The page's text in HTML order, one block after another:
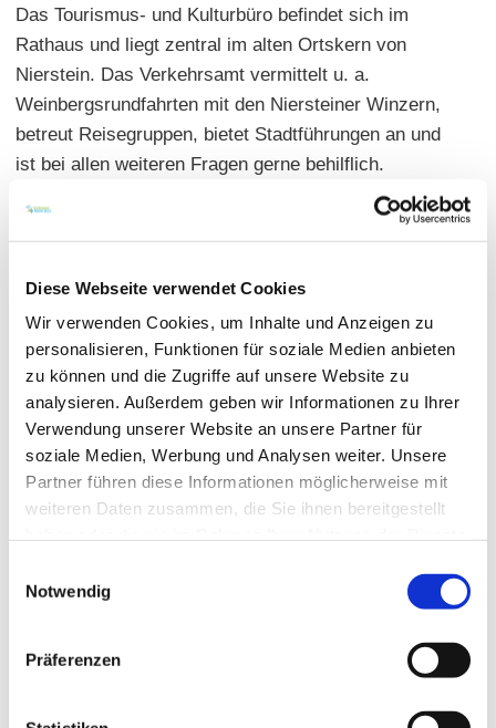
Diese Webseite verwendet Cookies
Wir verwenden Cookies, um Inhalte und Anzeigen zu
personalisieren, Funktionen für soziale Medien anbieten
zu können und die Zugriffe auf unsere Website zu
analysieren. Außerdem geben wir Informationen zu Ihrer
Verwendung unserer Website an unsere Partner für
soziale Medien, Werbung und Analysen weiter. Unsere
Partner führen diese Informationen möglicherweise mit
weiteren Daten zusammen, die Sie ihnen bereitgestellt
Notwendig
Präferenzen
Das Tourismus- und Kulturbüro befindet sich im
Rathaus und liegt zentral im alten Ortskern von
Nierstein. Das Verkehrsamt vermittelt u. a.
Weinbergsrundfahrten mit den Niersteiner Winzern,
betreut Reisegruppen, bietet Stadtführungen an und
ist bei allen weiteren Fragen gerne behilflich.